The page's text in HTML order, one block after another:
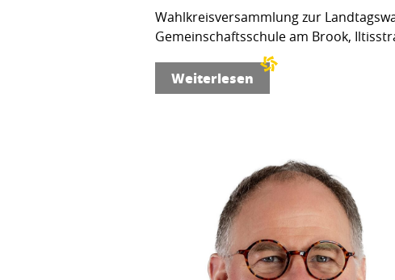
Wahlkreisversammlung zur
Gemeinschaftsschule am Brook,
Weiterlesen